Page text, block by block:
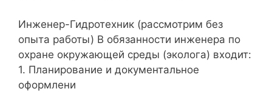
Инженер-Гидротехник (рассмотрим без
опыта работы) В обязанности инженера по
охране окружающей среды (эколога) входит:
1. Планирование и документальное
оформлени